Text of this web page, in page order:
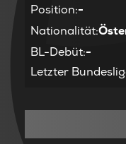
Position:-
Nationalität:
BL-Debüt:-
Letzter